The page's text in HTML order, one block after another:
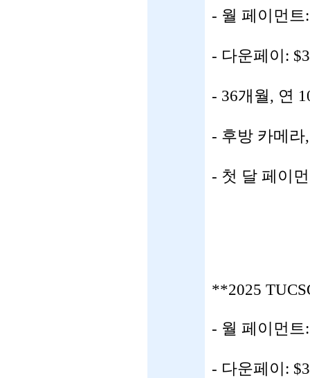
- 월 페이먼트
- 다운페이:
- 36개월, 연
- 후방 카메
- 첫 달 페이
**2025
- 월 페이먼트
- 다운페이: